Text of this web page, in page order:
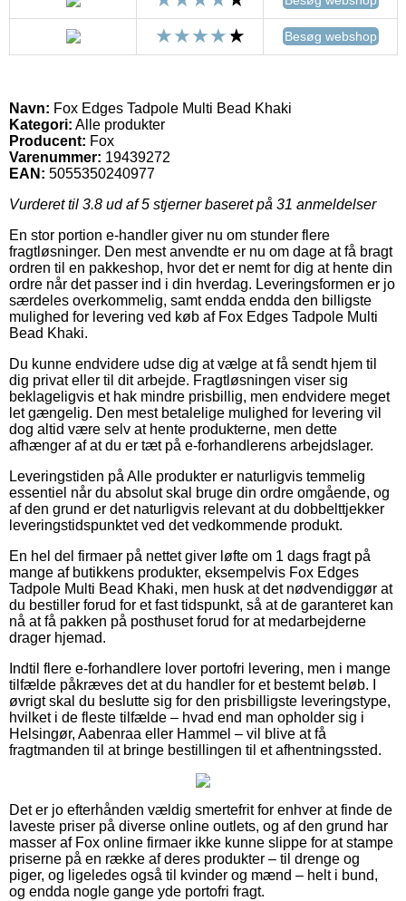
Besøg webshop
Navn: Fox Edges Tadpole Multi Bead Khaki
Kategori: Alle produkter
Producent: Fox
Varenummer: 19439272
EAN: 5055350240977
Vurderet til 3.8 ud af 5 stjerner baseret på 31 anmeldelser
En stor portion e-handler giver nu om stunder flere
fragtløsninger. Den mest anvendte er nu om dage at få bragt
ordren til en pakkeshop, hvor det er nemt for dig at hente din
ordre når det passer ind i din hverdag. Leveringsformen er jo
særdeles overkommelig, samt endda endda den billigste
mulighed for levering ved køb af Fox Edges Tadpole Multi
Bead Khaki.
Du kunne endvidere udse dig at vælge at få sendt hjem til
dig privat eller til dit arbejde. Fragtløsningen viser sig
beklageligvis et hak mindre prisbillig, men endvidere meget
let gængelig. Den mest betalelige mulighed for levering vil
dog altid være selv at hente produkterne, men dette
afhænger af at du er tæt på e-forhandlerens arbejdslager.
Leveringstiden på Alle produkter er naturligvis temmelig
essentiel når du absolut skal bruge din ordre omgående, og
af den grund er det naturligvis relevant at du dobbelttjekker
leveringstidspunktet ved det vedkommende produkt.
En hel del firmaer på nettet giver løfte om 1 dags fragt på
mange af butikkens produkter, eksempelvis Fox Edges
Tadpole Multi Bead Khaki, men husk at det nødvendiggør at
du bestiller forud for et fast tidspunkt, så at de garanteret kan
nå at få pakken på posthuset forud for at medarbejderne
drager hjemad.
Indtil flere e-forhandlere lover portofri levering, men i mange
tilfælde påkræves det at du handler for et bestemt beløb. I
øvrigt skal du beslutte sig for den prisbilligste leveringstype,
hvilket i de fleste tilfælde – hvad end man opholder sig i
Helsingør, Aabenraa eller Hammel – vil blive at få
fragtmanden til at bringe bestillingen til et afhentningssted.
Det er jo efterhånden vældig smertefrit for enhver at finde de
laveste priser på diverse online outlets, og af den grund har
masser af Fox online firmaer ikke kunne slippe for at stampe
priserne på en række af deres produkter – til drenge og
piger, og ligeledes også til kvinder og mænd – helt i bund,
og endda nogle gange yde portofri fragt.